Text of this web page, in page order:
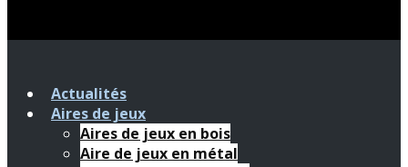
Actualités
Aires de jeux
Aires de jeux en bois
Aire de jeux en métal